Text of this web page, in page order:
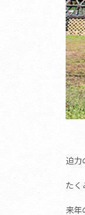
迫力
たく
来年